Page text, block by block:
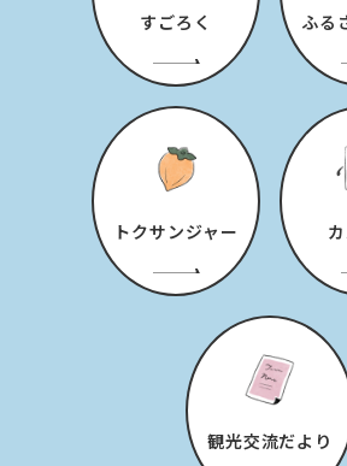
すごろく ふる
トクサンジャー
観光交流だより